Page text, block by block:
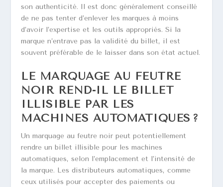
son authenticité. Il est donc généralement conseillé
de ne pas tenter d’enlever les marques à moins
d’avoir l’expertise et les outils appropriés. Si la
marque n’entrave pas la validité du billet, il est
souvent préférable de le laisser dans son état actuel.
LE MARQUAGE AU FEUTRE
NOIR REND-IL LE BILLET
ILLISIBLE PAR LES
MACHINES AUTOMATIQUES ?
Un marquage au feutre noir peut potentiellement
rendre un billet illisible pour les machines
automatiques, selon l’emplacement et l’intensité de
la marque. Les distributeurs automatiques, comme
ceux utilisés pour accepter des paiements ou